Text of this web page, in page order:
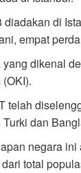
diadakan di
empat
dikenal
telah
dan
negara
total